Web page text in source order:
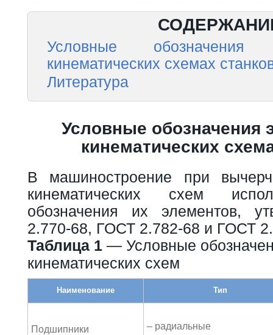
Условные
кинематических схемах
Литература
Условные обозначения
кинематических
В машиностроение при
кинематических схем
обозначения их элементов,
2.770-68, ГОСТ 2.782-68 и ГОСТ
Таблица 1 — Условные
кинематических схем
Наименование Тип
Подшипники
– радиальные